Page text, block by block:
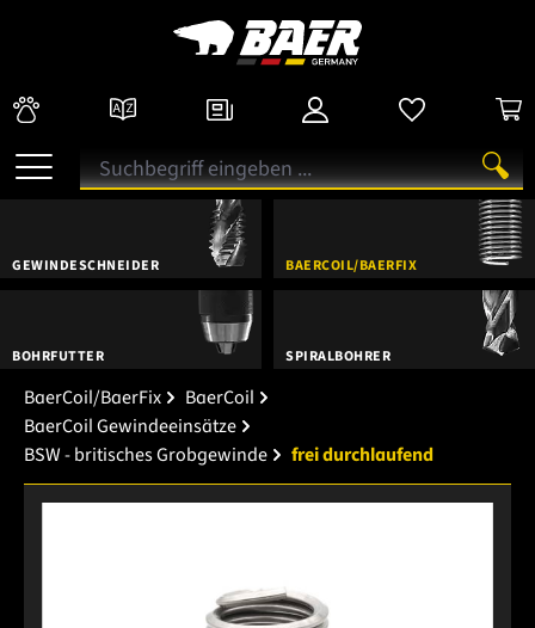
GEWINDESCHNEIDER BAERCOIL/BAERFIX
BOHRFUTTER SPIRALBOHRER
BaerCoil/BaerFix
BaerCoil
BaerCoil Gewindeeinsätze
BSW - britisches Grobgewinde
frei durchlaufend